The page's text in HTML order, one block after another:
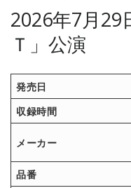
2026年7月29
Ｔ」公演
発売日
収録時間
メーカー
品番